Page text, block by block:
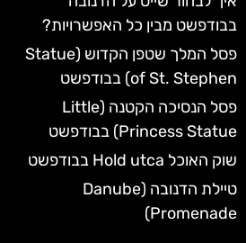
בבודפשט מבין כל האפשרויות?
פסל המלך שטפן הקדוש (Statue
of St. Stephen) בבודפשט
פסל הנסיכה הקטנה (Little
Princess Statue) בבודפשט
שוק האוכל Hold utca בבודפשט
טיילת הדנובה (Danube
Promenade)